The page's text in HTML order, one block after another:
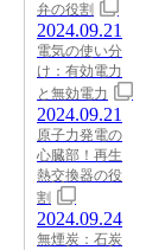
弁の役割
2024.09.21
電気の使い分
け：有効電力
と無効電力
2024.09.21
原子力発電の
心臓部！再生
熱交換器の役
割
2024.09.24
無煙炭：石炭